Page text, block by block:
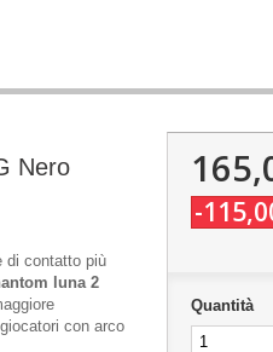
Nero
di contatto più
luna 2
con arco
-
Quantità